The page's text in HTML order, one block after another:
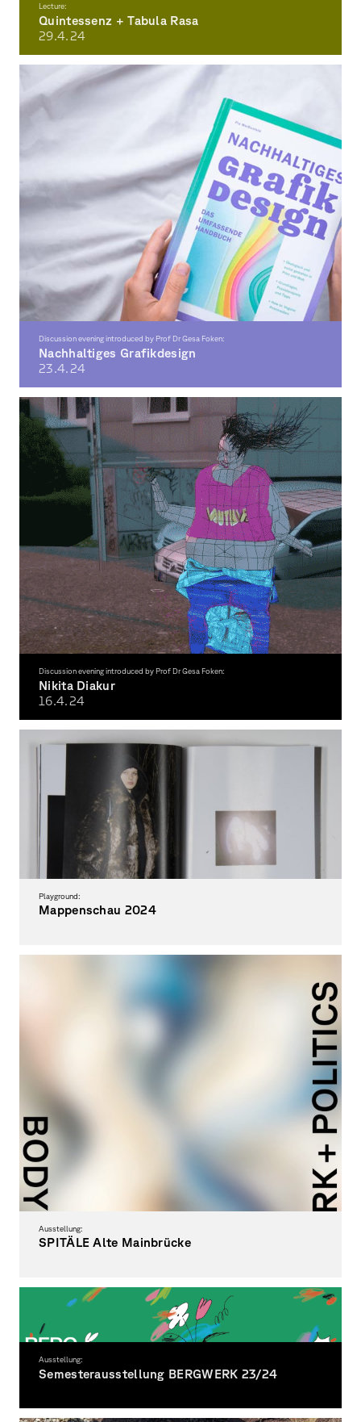
Lecture:
Quintessenz + Tabula Rasa
29.4.24
Discussion evening introduced by Prof Dr Gesa Foken:
Nachhaltiges Grafikdesign
23.4. 24
Discussion evening introduced by Prof Dr Gesa Foken:
Nikita Diakur
16.4.24
Playground:
Mappenschau 2024
Ausstellung:
SPITÄLE Alte Mainbrücke
Ausstellung:
Semesterausstellung BERGWERK 23/24